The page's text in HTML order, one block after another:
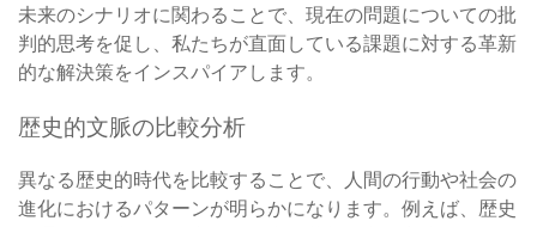
未来のシナリオに関わることで、現在の問題についての批
判的思考を促し、私たちが直面している課題に対する革新
的な解決策をインスパイアします。
歴史的文脈の比較分析
異なる歴史的時代を比較することで、人間の行動や社会の
進化におけるパターンが明らかになります。例えば、歴史